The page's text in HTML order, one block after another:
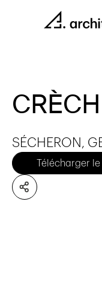
SÉCHERON,
Télécharger le